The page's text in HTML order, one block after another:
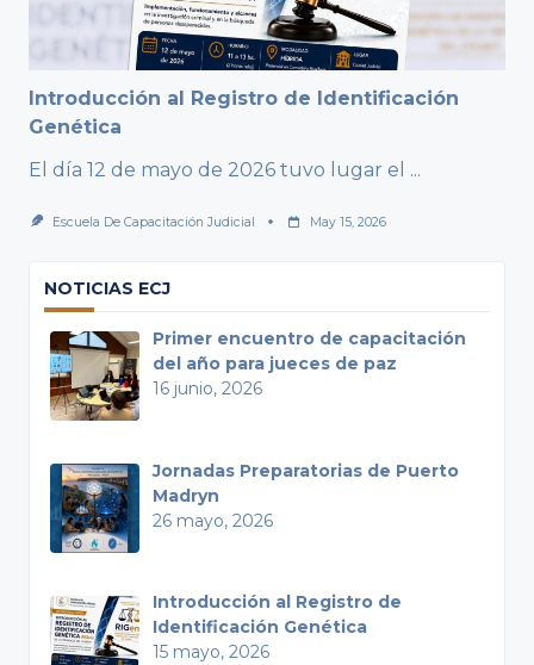
Introducción al Registro de Identificación
Genética
El día 12 de mayo de 2026 tuvo lugar el ...
Escuela De Capacitación Judicial May 15, 2026
NOTICIAS ECJ
Primer encuentro de capacitación
del año para jueces de paz
16 junio, 2026
Jornadas Preparatorias de Puerto
Madryn
26 mayo, 2026
Introducción al Registro de
Identificación Genética
15 mayo, 2026